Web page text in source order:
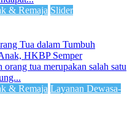
& Remaja Slider
Tua dalam Tumbuh
HKBP Semper
tua merupakan salah satu
& Remaja Layanan Dewasa-